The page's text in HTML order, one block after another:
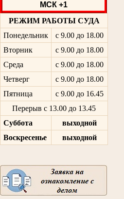
МСК +1
РЕЖИМ РАБОТЫ СУДА
Понедельник
с 9.00 до 18.00
Вторник
с 9.00 до 18.00
Среда
с 9.00 до 18.00
Четверг
с 9.00 до 18.00
Пятница
с 9.00 до 16.45
Перерыв с 13.00 до 13.45
Суббота
выходной
Воскресенье
выходной